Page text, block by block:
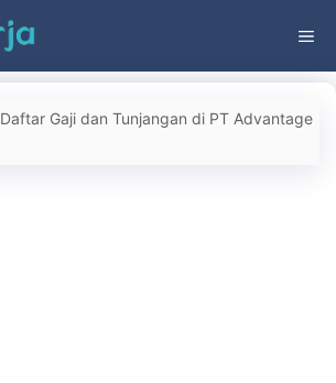
Daftar Gaji dan Tunjangan di PT Advantage